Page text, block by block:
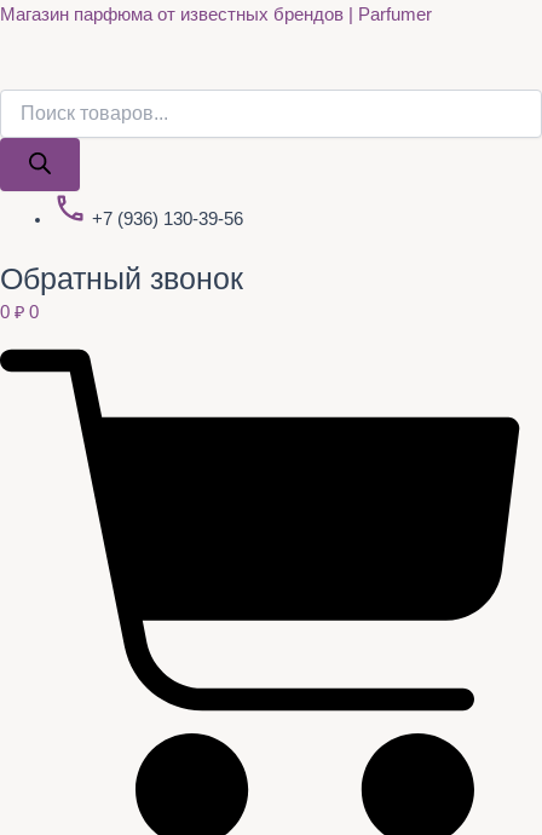
Перейти
Магазин парфюма от известных брендов | Parfumer
Поиск
+7 (936) 130-39-56
Обратный звонок
0 ₽ 0
Поиск
Quantity